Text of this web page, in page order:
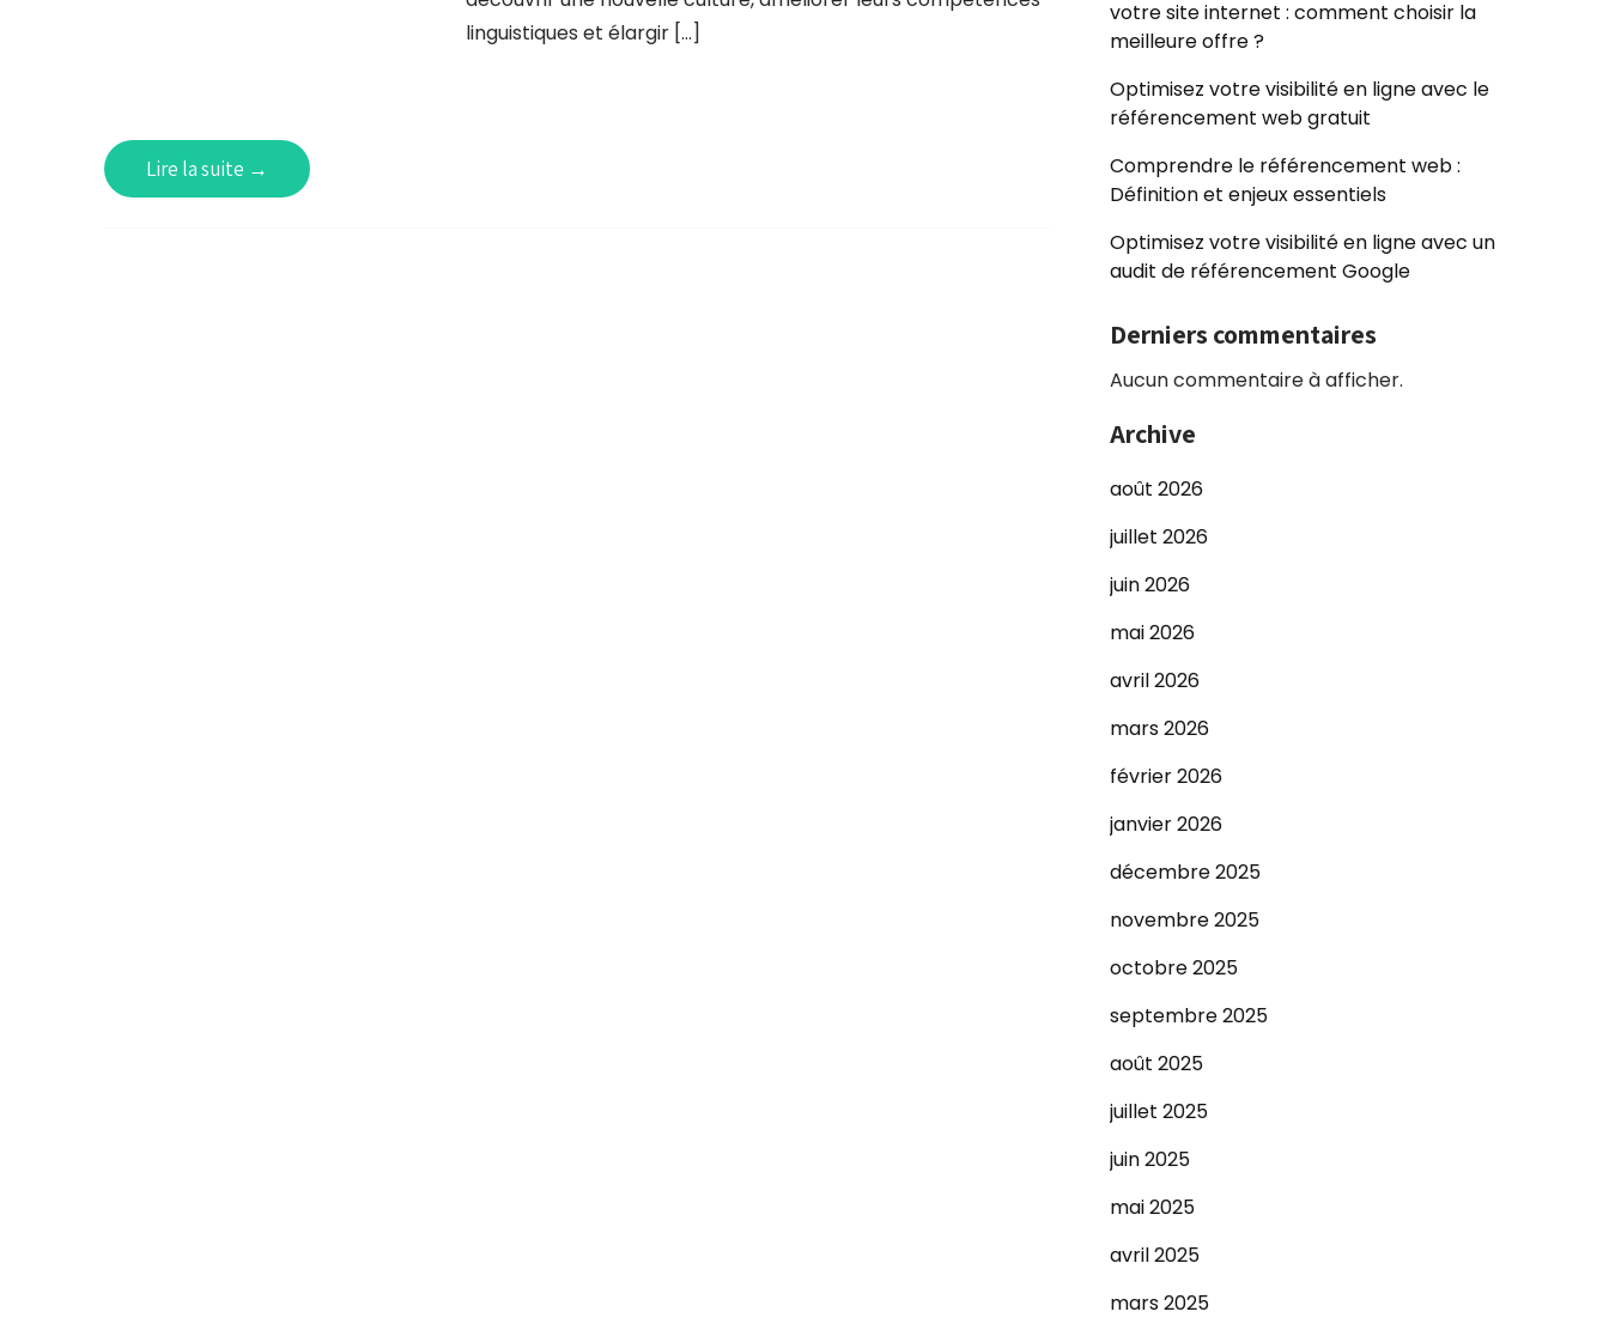
linguistiques et élargir […]
Lire la suite →
votre site internet : comment choisir la
meilleure offre ?
Optimisez votre visibilité en ligne avec le
référencement web gratuit
Comprendre le référencement web :
Définition et enjeux essentiels
Optimisez votre visibilité en ligne avec un
audit de référencement Google
Derniers commentaires
Aucun commentaire à afficher.
Archive
août 2026
juillet 2026
juin 2026
mai 2026
avril 2026
mars 2026
février 2026
janvier 2026
décembre 2025
novembre 2025
octobre 2025
septembre 2025
août 2025
juillet 2025
juin 2025
mai 2025
avril 2025
mars 2025